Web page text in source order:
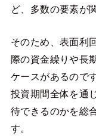
ど、多数の要素が
そのため、表面利
際の資金繰りや長
ケースがあるので
投資期間全体を通
待できるのかを総
す。